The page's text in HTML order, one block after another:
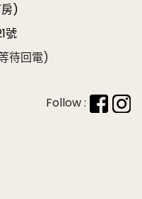
)
號
待回電)
Follow :